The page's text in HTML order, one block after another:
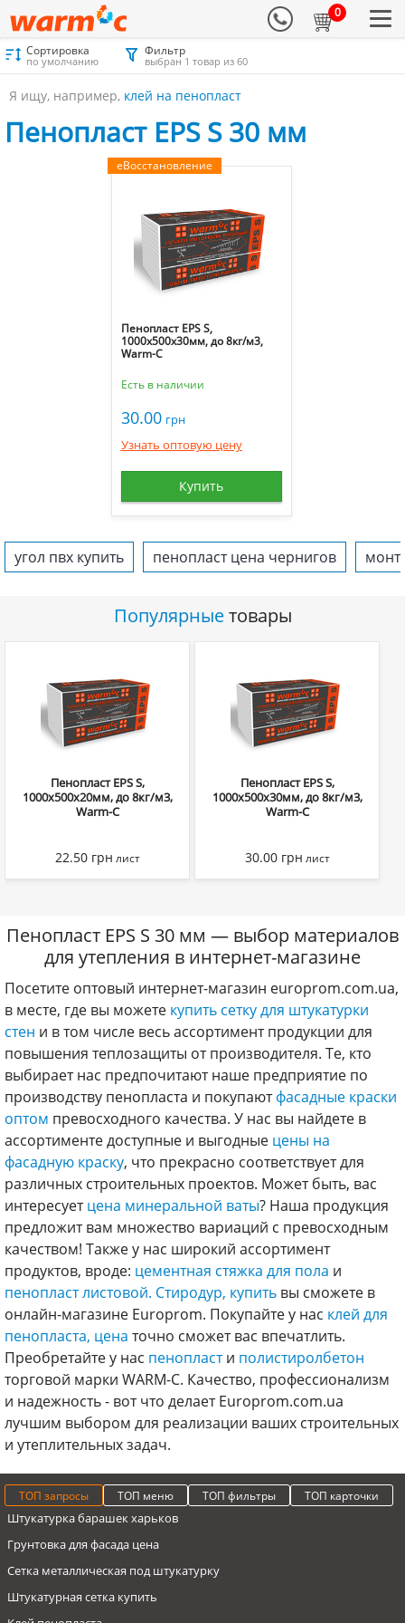
0
Материалы для утепления Каталог
Пенопласт
Пенопласт EPS S 30 мм
Я ищу, например, клей на пенопласт
Сортировка
по умолчанию
Фильтр
выбран 1 товар из 60
Пенопласт EPS S 30 мм
еВосстановление
Пенопласт EPS S,
1000х500х30мм, до 8кг/м3,
Warm-C
Есть в наличии
30.00 грн
Узнать оптовую цену
Купить
угол пвх купить пенопласт цена чернигов
Популярныетовары
Пенопласт EPS S,
1000х500х20мм, до 8кг/м3,
Warm-C
22.50 грн лист
Пенопласт EPS S,
1000х500х30мм, до 8кг/м3,
Warm-C
30.00 грн лист
Пенопласт EPS S 30 мм — выбор материалов
для утепления в интернет-магазине
Посетите оптовый интернет-магазин europrom.com.ua,
в месте, где вы можете купить сетку для штукатурки
стен и в том числе весь ассортимент продукции для
повышения теплозащиты от производителя. Те, кто
выбирает нас предпочитают наше предприятие по
производству пенопласта и покупаютфасадные краски
оптом превосходного качества. У нас вы найдете в
ассортименте доступные и выгодные цены на
фасадную краску, что прекрасно соответствует для
различных строительных проектов. Может быть, вас
интересуетцена минеральной ваты? Наша продукция
предложит вам множество вариаций с превосходным
качеством! Также у нас широкий ассортимент
продуктов, вроде: цементная стяжка для пола и
пенопласт листовой. Стиродур, купить вы сможете в
онлайн-магазине Europrom. Покупайте у нас клей для
пенопласта, цена точно сможет вас впечатлить.
Преобретайте у нас пенопласти полистиролбетон
торговой марки WARM-C. Качество, профессионализм
и надежность - вот что делает Europrom.com.ua
лучшим выбором для реализации ваших строительных
и утеплительных задач.
ТОП запросы ТОП меню ТОП фильтры ТОП карточки
Штукатурка барашек харьков
Грунтовка для фасада цена
Сетка металлическая под штукатурку
Штукатурная сетка купить